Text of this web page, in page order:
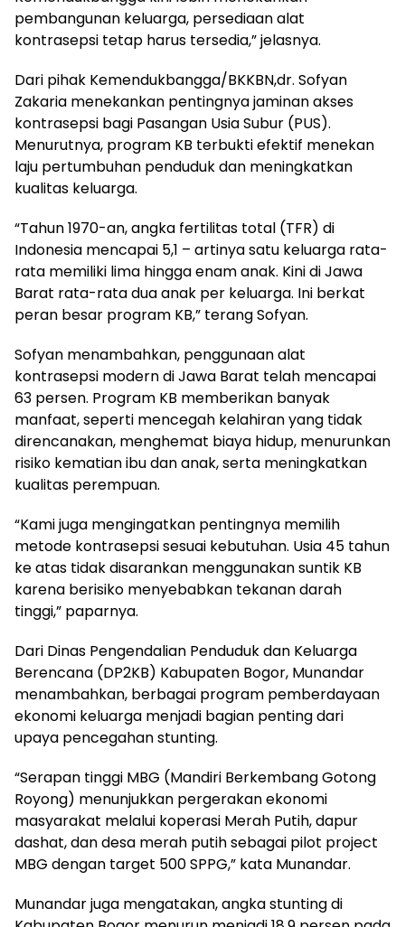
pembangunan keluarga, persediaan alat
kontrasepsi tetap harus tersedia,” jelasnya.
Dari pihak Kemendukbangga/BKKBN,dr. Sofyan
Zakaria menekankan pentingnya jaminan akses
kontrasepsi bagi Pasangan Usia Subur (PUS).
Menurutnya, program KB terbukti efektif menekan
laju pertumbuhan penduduk dan meningkatkan
kualitas keluarga.
“Tahun 1970-an, angka fertilitas total (TFR) di
Indonesia mencapai 5,1 – artinya satu keluarga rata-
rata memiliki lima hingga enam anak. Kini di Jawa
Barat rata-rata dua anak per keluarga. Ini berkat
peran besar program KB,” terang Sofyan.
Sofyan menambahkan, penggunaan alat
kontrasepsi modern di Jawa Barat telah mencapai
63 persen. Program KB memberikan banyak
manfaat, seperti mencegah kelahiran yang tidak
direncanakan, menghemat biaya hidup, menurunkan
risiko kematian ibu dan anak, serta meningkatkan
kualitas perempuan.
“Kami juga mengingatkan pentingnya memilih
metode kontrasepsi sesuai kebutuhan. Usia 45 tahun
ke atas tidak disarankan menggunakan suntik KB
karena berisiko menyebabkan tekanan darah
tinggi,” paparnya.
Dari Dinas Pengendalian Penduduk dan Keluarga
Berencana (DP2KB) Kabupaten Bogor, Munandar
menambahkan, berbagai program pemberdayaan
ekonomi keluarga menjadi bagian penting dari
upaya pencegahan stunting.
“Serapan tinggi MBG (Mandiri Berkembang Gotong
Royong) menunjukkan pergerakan ekonomi
masyarakat melalui koperasi Merah Putih, dapur
dashat, dan desa merah putih sebagai pilot project
MBG dengan target 500 SPPG,” kata Munandar.
Munandar juga mengatakan, angka stunting di